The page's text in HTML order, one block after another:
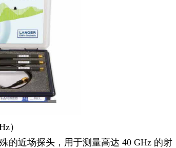
）
的近场探头，用于测量高达 40 GHz 的射